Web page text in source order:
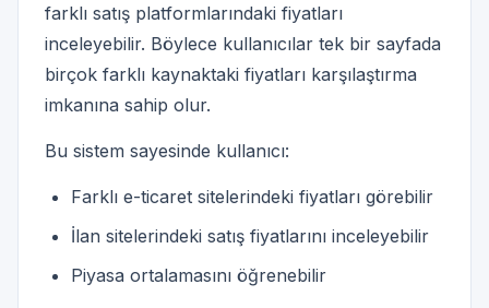
farklı satış platformlarındaki fiyatları
inceleyebilir. Böylece kullanıcılar tek bir sayfada
birçok farklı kaynaktaki fiyatları karşılaştırma
imkanına sahip olur.
Bu sistem sayesinde kullanıcı:
Farklı e-ticaret sitelerindeki fiyatları görebilir
İlan sitelerindeki satış fiyatlarını inceleyebilir
Piyasa ortalamasını öğrenebilir